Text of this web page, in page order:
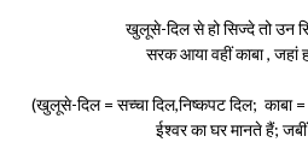
खुलूसे-दिल से हो सिज्दे तो उन
सरक आया वहीं काबा , जहां
(खुलूसे-दिल = सच्चा दिल,निष्कपट दिल; काबा
ईश्वर का घर मानते हैं; जबीं